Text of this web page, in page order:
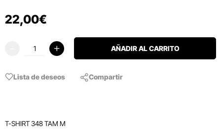
22,00€
AÑADIR AL CARRITO
Lista de deseos Compartir
T-SHIRT 348 TAM M